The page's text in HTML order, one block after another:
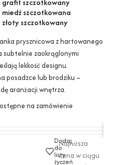
grafit szczotkowany
miedź szczotkowana
złoty szczotkowany
prysznicowa z hartowanego
subtelnie zaokrąglonymi
lekkość designu.
posadzce lub brodziku –
aranżacji wnętrza.
na zamówienie
Dodaj
do
listy
życzeń
Najniższa
cena w ciągu